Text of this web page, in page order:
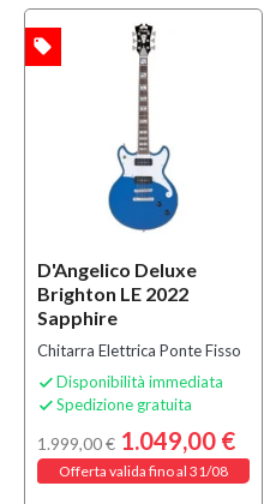
D'Angelico Deluxe
Brighton LE 2022
Sapphire
Chitarra Elettrica Ponte Fisso
 Disponibilità immediata
 Spedizione gratuita
1.999,00 € 1.049,00 €
Offerta valida fino al 31/08
local_offer